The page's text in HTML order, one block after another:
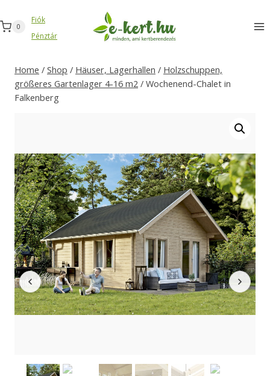
Inhalt
springen
0
Fiók
Pénztár
Home / Shop / Häuser, Lagerhallen / Holzschuppen,
größeres Gartenlager 4-16 m2 / Wochenend-Chalet in
Falkenberg